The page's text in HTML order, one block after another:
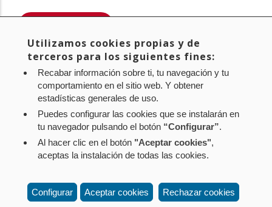
TwitterFacebook
Política de privacidad
Política de cookies
Contacto: Paseo de Sarasate nº 38, 2º Dcha - 31001
Utilizamos cookies propias y de
terceros para los siguientes fines:
Recabar información sobre ti, tu navegación y tu
comportamiento en el sitio web. Y obtener
estadísticas generales de uso.
Puedes configurar las cookies que se instalarán en
tu navegador pulsando el botón “Configurar”.
Al hacer clic en el botón "Aceptar cookies",
aceptas la instalación de todas las cookies.
Configurar Aceptar cookies Rechazar cookies